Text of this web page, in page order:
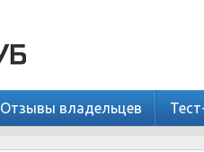
Отзывы владельцев